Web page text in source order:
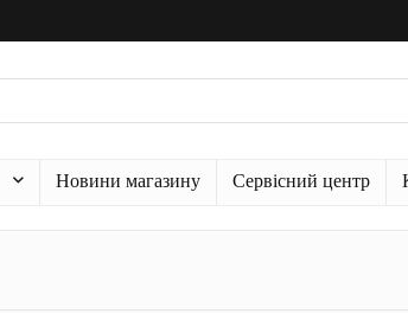
Новини магазину Сервісний центр